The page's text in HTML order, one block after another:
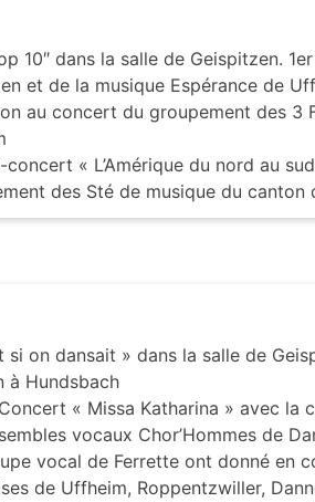
10″ dans la salle de Geispitzen.
et de la musique Espérance de
au concert du groupement des 3
« L’Amérique du nord au
des Sté de musique du canton
on dansait » dans la salle de
à Hundsbach
« Missa Katharina » avec la
vocaux Chor’Hommes de
vocal de Ferrette ont donné en
de Uffheim, Roppentzwiller,